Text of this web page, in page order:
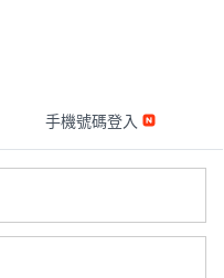
手機號碼登入